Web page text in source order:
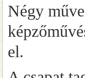
Négy
el.